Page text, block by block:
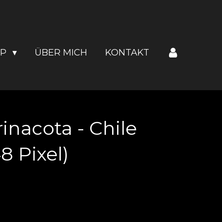
ÜBER MICH KONTAKT
- Chile
Pixel)